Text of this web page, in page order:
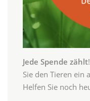
Jede Spende zählt
Sie den Tieren ein
Helfen Sie noch